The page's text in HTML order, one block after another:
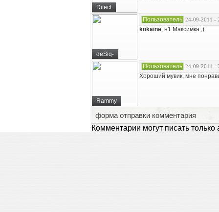
Difect
deSiq-
Пользователь 24-09-2011 -
kokaine, н1 Максимка ;)
Rammy
Пользователь 24-09-2011 -
Хороший мувик, мне
форма отправки комментария
Комментарии могут писать